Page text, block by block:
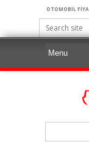
OTOMOBİL